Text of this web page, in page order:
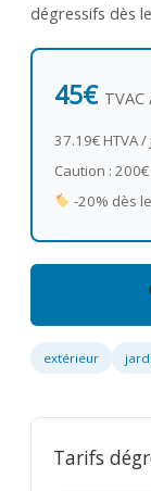
dégressifs dès
45€
37.19€ HTVA
Caution : 200€
-20% dès
extérieur
Tarifs